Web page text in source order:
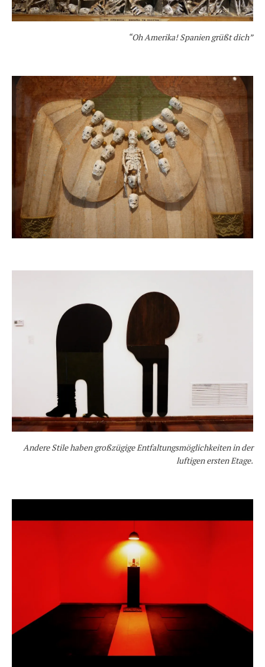
“Oh Amerika! Spanien grüßt dich”
Andere Stile haben großzügige Entfaltungsmöglichkeiten in der
luftigen ersten Etage.